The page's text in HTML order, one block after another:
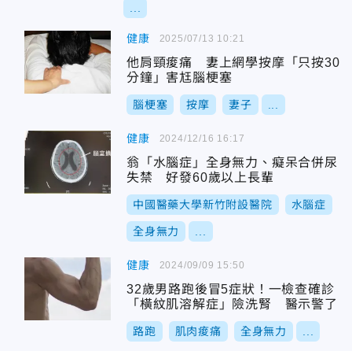
健康
他肩頸痠痛 妻上網學按摩「只按30
分鐘」害尪腦梗塞
腦梗塞 按摩 妻子
2025/07/13 10:21
健康
翁「水腦症」全身無力、癡呆合併尿
失禁 好發60歲以上長輩
中國醫藥大學新竹附設醫院 水腦症
全身無力
2024/12/16 16:17
健康
32歲男路跑後冒5症狀！一檢查確診
「橫紋肌溶解症」險洗腎 醫示警了
路跑 肌肉痠痛 全身無力
2024/09/09 15:50